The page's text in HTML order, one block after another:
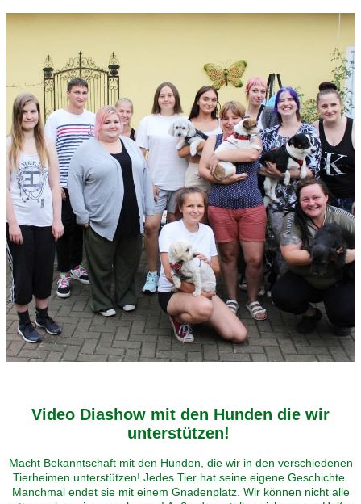
Video Diashow mit den Hunden die wir
unterstützen!
Macht Bekanntschaft mit den Hunden, die wir in den verschiedenen
Tierheimen unterstützen! Jedes Tier hat seine eigene Geschichte.
Manchmal endet sie mit einem Gnadenplatz. Wir können nicht alle